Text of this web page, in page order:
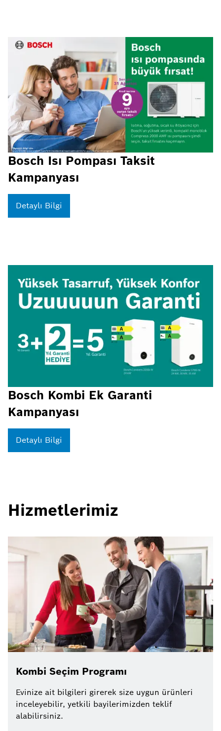
Bosch Isı Pompası Taksit
Kampanyası
Detaylı Bilgi
Bosch Kombi Ek Garanti
Kampanyası
Detaylı Bilgi
Hizmetlerimiz
Kombi Seçim Programı
Evinize ait bilgileri girerek size uygun ürünleri
inceleyebilir, yetkili bayilerimizden teklif
alabilirsiniz.